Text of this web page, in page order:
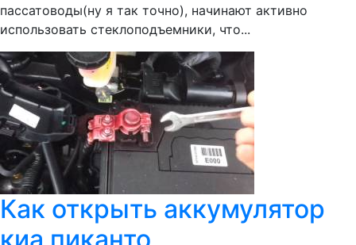
пассатоводы(ну я так точно), начинают активно
использовать стеклоподъемники, что...
Как открыть аккумулятор